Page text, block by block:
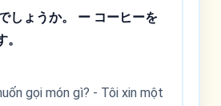
しょうか。 ー コーヒーを
gọi món gì? - Tôi xin một